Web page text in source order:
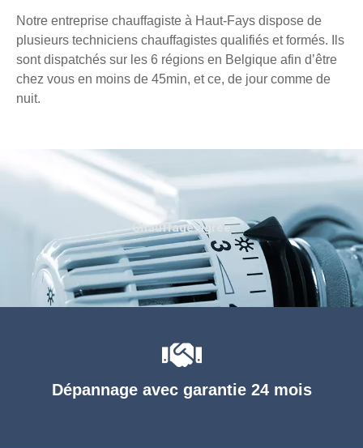
Notre entreprise chauffagiste à Haut-Fays dispose de
plusieurs techniciens chauffagistes qualifiés et formés. Ils
sont dispatchés sur les 6 régions en Belgique afin d’être
chez vous en moins de 45min, et ce, de jour comme de
nuit.
Dépannage avec garantie 24 mois
Chauffage agréé